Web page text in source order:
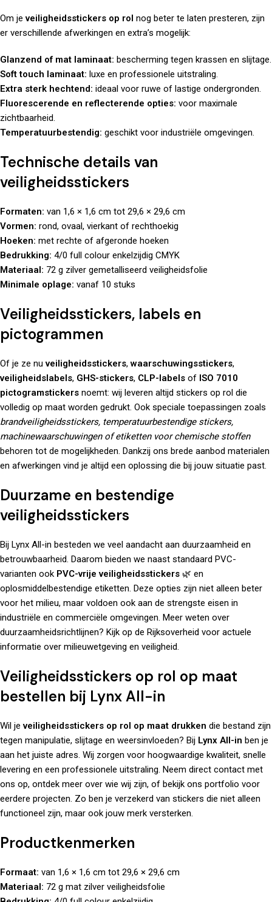
Om jeveiligheidsstickers op rol nog beter te laten presteren, zijn
er verschillende afwerkingen en extra’s mogelijk:
Glanzend of mat laminaat: bescherming tegen krassen en slijtage.
Soft touch laminaat: luxe en professionele uitstraling.
Extra sterk hechtend: ideaal voor ruwe of lastige ondergronden.
Fluorescerende en reflecterende opties: voor maximale
zichtbaarheid.
Temperatuurbestendig: geschikt voor industriële omgevingen.
Technische details van
veiligheidsstickers
Formaten: van 1,6 × 1,6 cm tot 29,6 × 29,6 cm
Vormen: rond, ovaal, vierkant of rechthoekig
Hoeken: met rechte of afgeronde hoeken
Bedrukking: 4/0 full colour enkelzijdig CMYK
Materiaal: 72 g zilver gemetalliseerd veiligheidsfolie
Minimale oplage: vanaf 10 stuks
Veiligheidsstickers, labels en
pictogrammen
Of je ze nuveiligheidsstickers,waarschuwingsstickers,
veiligheidslabels, GHS-stickers, CLP-labels of ISO 7010
pictogramstickers noemt: wij leveren altijd stickers op rol die
volledig op maat worden gedrukt. Ook speciale toepassingen zoals
brandveiligheidsstickers, temperatuurbestendige stickers,
machinewaarschuwingen of etiketten voor chemische stoffen
behoren tot de mogelijkheden. Dankzij ons brede aanbod materialen
en afwerkingen vind je altijd een oplossing die bij jouw situatie past.
Duurzame en bestendige
veiligheidsstickers
Bij Lynx All-in besteden we veel aandacht aan duurzaamheid en
betrouwbaarheid. Daarom bieden we naast standaard PVC-
varianten ook PVC-vrije veiligheidsstickers 🌿 en
oplosmiddelbestendige etiketten. Deze opties zijn niet alleen beter
voor het milieu, maar voldoen ook aan de strengste eisen in
industriële en commerciële omgevingen. Meer weten over
duurzaamheidsrichtlijnen? Kijk op de Rijksoverheid voor actuele
informatie over milieuwetgeving en veiligheid.
Veiligheidsstickers op rol op maat
bestellen bij Lynx All-in
Wil jeveiligheidsstickers op rol op maat drukken die bestand zijn
tegen manipulatie, slijtage en weersinvloeden? Bij Lynx All-in ben je
aan het juiste adres. Wij zorgen voor hoogwaardige kwaliteit, snelle
levering en een professionele uitstraling. Neem direct contact met
ons op, ontdek meer over wie wij zijn, of bekijk ons portfolio voor
eerdere projecten. Zo ben je verzekerd van stickers die niet alleen
functioneel zijn, maar ook jouw merk versterken.
Productkenmerken
Formaat: van 1,6 × 1,6 cm tot 29,6 × 29,6 cm
Materiaal: 72 g mat zilver veiligheidsfolie